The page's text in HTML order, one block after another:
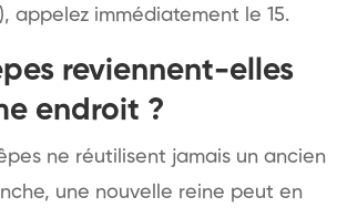
appelez immédiatement le 15.
reviennent-elles
endroit ?
ne réutilisent jamais un ancien
une nouvelle reine peut en